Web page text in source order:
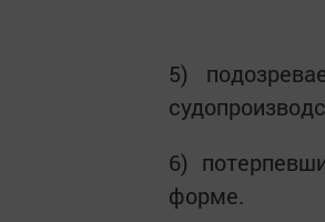
5)
6)
форме.